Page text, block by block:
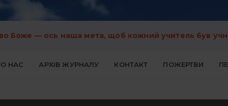
Боже — ось наша мета, щоб кожний учитель був
НАС АРХІВ ЖУРНАЛУ КОНТАКТ ПОЖЕРТВИ